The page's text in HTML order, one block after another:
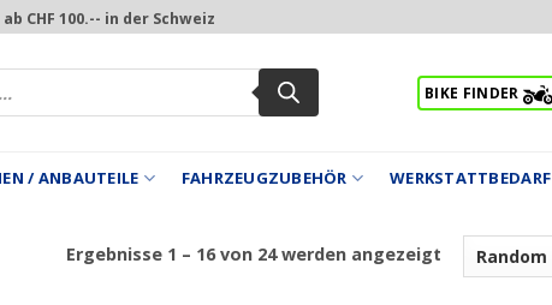
CHF 100.-- in der Schweiz
BIKE FINDER
/ ANBAUTEILE FAHRZEUGZUBEHÖR WERKSTATTBEDARF
Ergebnisse 1 – 16 von 24 werden angezeigt